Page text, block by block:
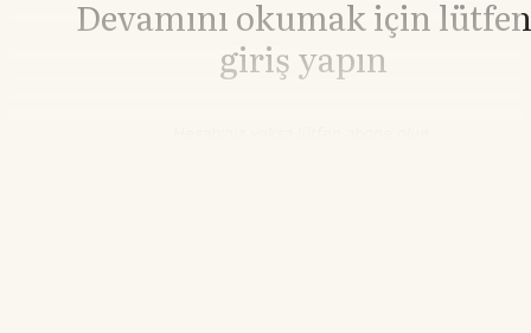
Devamını okumak için lütfen
giriş yapın